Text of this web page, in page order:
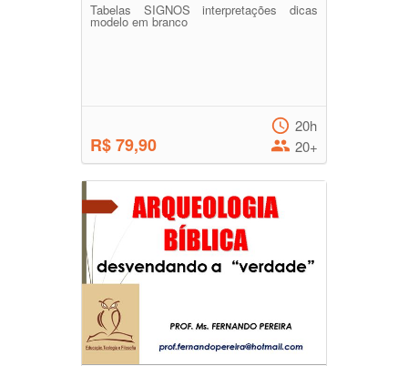
Tabelas SIGNOS interpretações dicas
modelo em branco
R$ 79,90
20h
20+